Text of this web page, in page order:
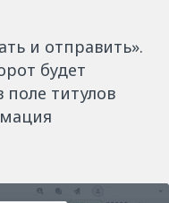
и отправить».
будет
титулов